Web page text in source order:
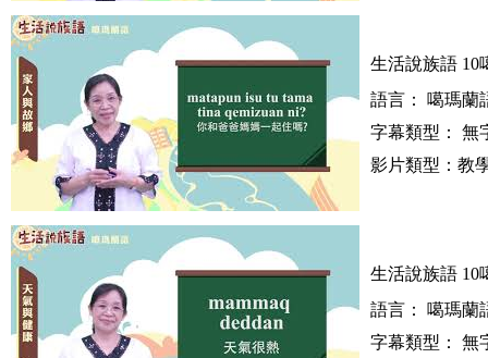
生活說族語 10
語言： 噶瑪蘭
字幕類型： 無
影片類型：教
生活說族語 10
語言： 噶瑪蘭
字幕類型： 無